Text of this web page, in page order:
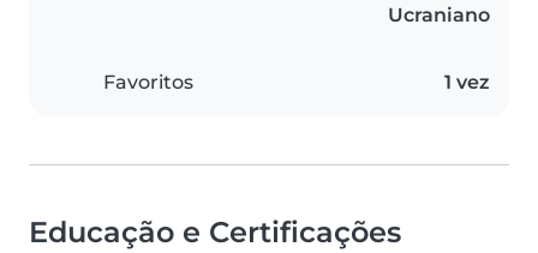
Ucraniano
Favoritos 1 vez
Educação e Certificações